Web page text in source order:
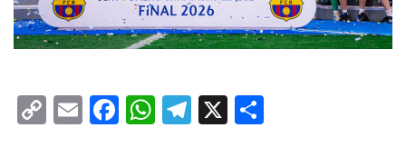
C
E
F
W T
X